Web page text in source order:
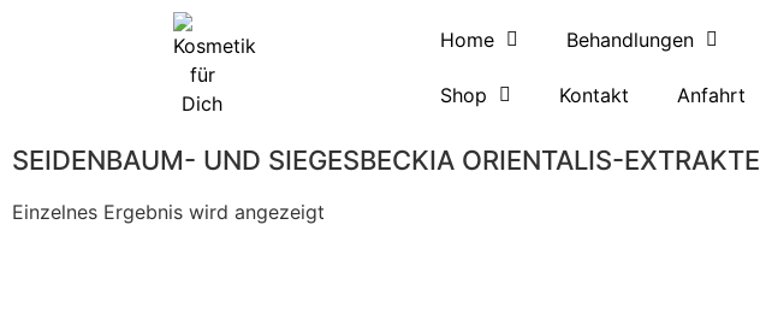
Home Behandlungen
Shop Kontakt Anfahrt
SEIDENBAUM- UND SIEGESBECKIA ORIENTALIS-EXTRAKTE
Einzelnes Ergebnis wird angezeigt